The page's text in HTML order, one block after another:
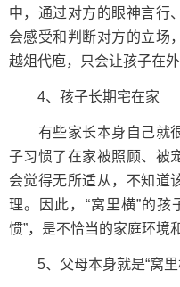
中，通过对方的眼神言行
会感受和判断对方的立场
越俎代庖，只会让孩子在外
4、孩子长期宅在家
有些家长本身自己就很
子习惯了在家被照顾、被
会觉得无所适从，不知道
理。因此，“窝里横”的
惯”，是不恰当的家庭环境
5、父母本身就是“窝里